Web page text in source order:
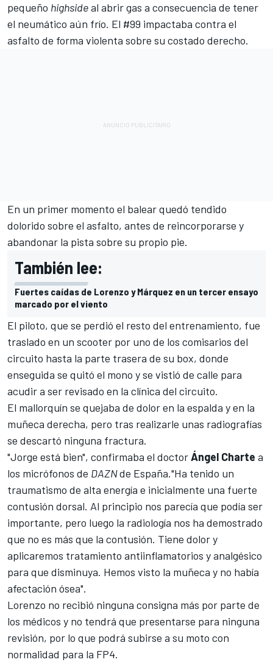
pequeño highsideal abrir gas a consecuencia de tener
el neumático aún frío. El #99 impactaba contra el
asfalto de forma violenta sobre su costado derecho.
En un primer momento el balear quedó tendido
dolorido sobre el asfalto, antes de reincorporarse y
abandonar la pista sobre su propio pie.
También lee:
Fuertes caídas de Lorenzo y Márquez en un tercer ensayo
marcado por el viento
El piloto, que se perdió el resto del entrenamiento, fue
traslado en un scooter por uno de los comisarios del
circuito hasta la parte trasera de su box, donde
enseguida se quitó el mono y se vistió de calle para
acudir a ser revisado en la clínica del circuito.
El mallorquín se quejaba de dolor en la espalda y en la
muñeca derecha, pero tras realizarle unas radiografías
se descartó ninguna fractura.
"Jorge está bien", confirmaba el doctorÁngel Charte a
los micrófonos de DAZNde España."Ha tenido un
traumatismo de alta energía e inicialmente una fuerte
contusión dorsal. Al principio nos parecía que podía ser
importante, pero luego la radiología nos ha demostrado
que no es más que la contusión. Tiene dolor y
aplicaremos tratamiento antiinflamatorios y analgésico
para que disminuya. Hemos visto la muñeca y no había
afectación ósea".
Lorenzo no recibió ninguna consigna más por parte de
los médicos y no tendrá que presentarse para ninguna
revisión, por lo que podrá subirse a su moto con
normalidad para la FP4.